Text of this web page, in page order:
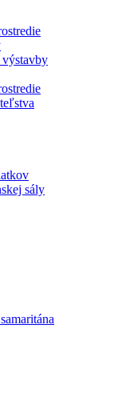
výstavby
sály